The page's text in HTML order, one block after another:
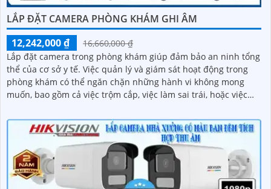
LẮP ĐẶT CAMERA PHÒNG KHÁM GHI ÂM
12,242,000 ₫
16,660,000 ₫
Lắp đặt camera trong phòng khám giúp đảm bảo an ninh tổng
thể của cơ sở y tế. Việc quản lý và giám sát hoạt động trong
phòng khám có thể ngăn chặn những hành vi không mong
muốn, bao gồm cả việc trộm cắp, việc làm sai trái, hoặc việc